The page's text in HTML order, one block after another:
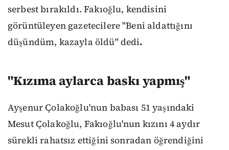
serbest bırakıldı. Fakıoğlu, kendisini
görüntüleyen gazetecilere "Beni aldattığını
düşündüm, kazayla öldü" dedi.
"Kızıma aylarca baskı yapmış"
Ayşenur Çolakoğlu'nun babası 51 yaşındaki
Mesut Çolakoğlu, Fakıoğlu'nun kızını 4 aydır
sürekli rahatsız ettiğini sonradan öğrendiğini